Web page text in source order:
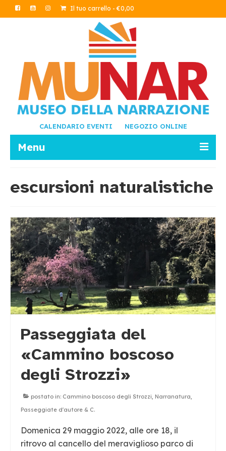
Il tuo carrello - €0,00
CALENDARIO EVENTI NEGOZIO ONLINE
Menu
SCRITTURA
MUSICA
TEATRO
CINEMA
ARTE
CUCINA
escursioni naturalistiche
Passeggiata del
«Cammino boscoso
degli Strozzi»
postato in: Cammino boscoso degli Strozzi, Narranatura,
Passeggiate d'autore & C.
Domenica 29 maggio 2022, alle ore 18, il
ritrovo al cancello del meraviglioso parco di